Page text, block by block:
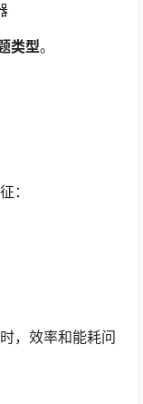
类型。
：
，效率和能耗问